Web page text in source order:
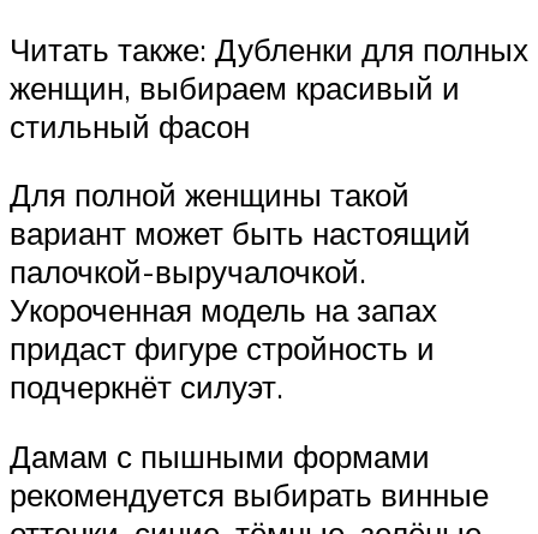
Читать также: Дубленки для полных
женщин, выбираем красивый и
стильный фасон
Для полной женщины такой
вариант может быть настоящий
палочкой-выручалочкой.
Укороченная модель на запах
придаст фигуре стройность и
подчеркнёт силуэт.
Дамам с пышными формами
рекомендуется выбирать винные